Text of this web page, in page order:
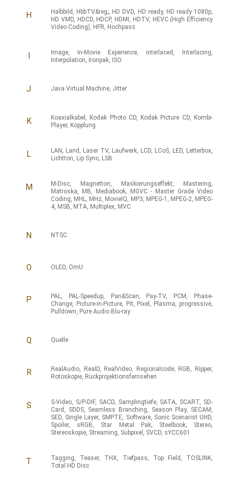
H Halbbild , HbbTV&reg;, HD DVD, HD ready, HD ready 1080p,
HD VMD, HDCD, HDCP, HDMI , HDTV, HEVC (High Efficiency
Video Coding), HFR, Hochpass
Image, In-Movie Experience, interlaced , Interlacing,
Interpolation, Ironpak, ISO
J Java Virtual Machine, Jitter
K Koaxialkabel , Kodak Photo CD, Kodak Picture CD, Kombi-
Player, Kopplung
L LAN , Land , Laser TV, Laufwerk, LCD, LCoS, LED, Letterbox,
Lichtton, Lip Sync, LSB
M M-Disc, Magnetton, Maskierungseffekt, Mastering,
Matroska, MB, Mediabook,
MGVC - Master Grade Video
Coding, MHL, MHz, MovieIQ, MP3, MPEG-1 , MPEG-2, MPEG-
4, MSB, MTA, Multiplex, MVC
N NTSC
O OLED, OmU
P PAL, PAL-Speedup, Pan&Scan, Pay-TV, PCM ,
Phase-
Change, Picture-in-Picture, Pit, Pixel , Plasma, progressive,
Pulldown, Pure Audio Blu-ray
Q Quelle
R RealAudio, RealD, RealVideo, Regionalcode, RGB, Ripper,
Rotoskopie, Rückprojektionsfernsehen
S S-Video, S/P-DIF, SACD, Samplingtiefe, SATA, SCART, SD-
Card , SDDS, Seamless Branching, Season Play, SECAM ,
SED, Single Layer, SMPTE, Software, Sonic Scenarist UHD,
Spoiler, sRGB, Star Metal Pak, Steelbook, Stereo,
Stereoskopie, Streaming, Subpixel , SVCD, sYCC601
T Tagging, Teaser, THX, Tiefpass, Top Field , TOSLINK,
Total HD Disc